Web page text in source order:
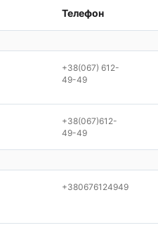
Телефон
+38(067) 612-
49-49
+38(067)612-
49-49
+380676124949